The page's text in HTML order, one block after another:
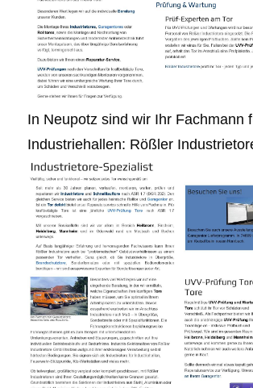
In Neupotz sind wir Ihr Fachmann
Industriehallen: Rößler